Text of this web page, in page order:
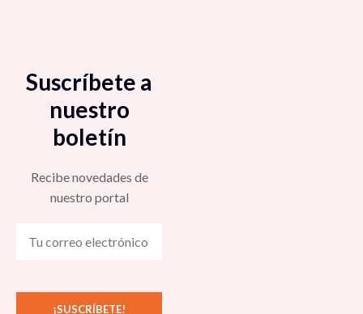
Suscríbete a
nuestro
boletín
Recibe novedades de
nuestro portal